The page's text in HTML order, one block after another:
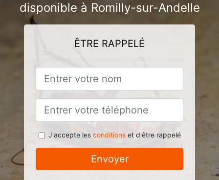
disponible à Romilly-sur-Andelle
ÊTRE RAPPELÉ
J'accepte les conditionset d'être rappelé
Envoyer